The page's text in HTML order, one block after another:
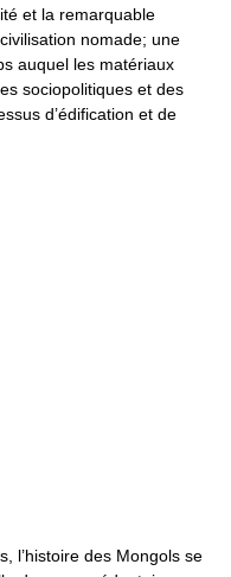
et la remarquable
nomade; une
auquel les matériaux
sociopolitiques et des
d’édification et de
l’histoire des Mongols se